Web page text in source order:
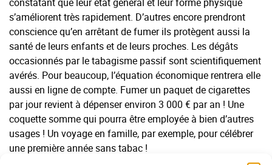
s’améliorent très rapidement. D’autres encore prendront
conscience qu’en arrêtant de fumer ils protègent aussi la
santé de leurs enfants et de leurs proches. Les dégâts
occasionnés par le tabagisme passif sont scientifiquement
avérés. Pour beaucoup, l’équation économique rentrera elle
aussi en ligne de compte. Fumer un paquet de cigarettes
par jour revient à dépenser environ 3 000 € par an ! Une
coquette somme qui pourra être employée à bien d’autres
usages ! Un voyage en famille, par exemple, pour célébrer
une première année sans tabac !